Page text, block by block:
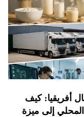
أفريقيا: كيف
المحلي إلى ميزة